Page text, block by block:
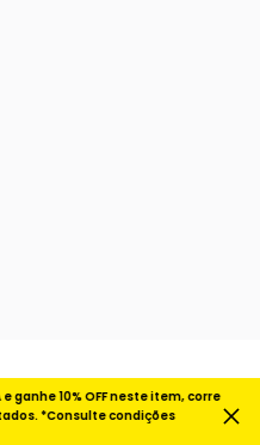
ganhe 10% OFF neste item, corre
*Consulte condições